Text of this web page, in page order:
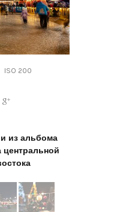
ISO 200
из альбома
центральной